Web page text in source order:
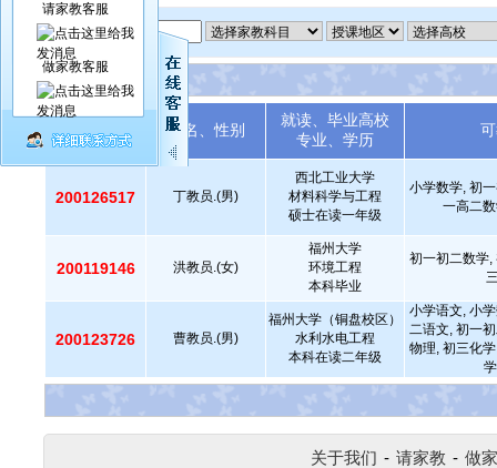
ID
教员编号 姓名、性别
就读、毕业高校
专业、学历
200126517 丁教员.(男)
西北工业大学
材料科学与工程
硕士在读一年级
小学数学, 初
一高二
200119146 洪教员.(女)
福州大学
环境工程
本科毕业
初一初二数学,
200123726 曹教员.(男)
福州大学（铜盘校区）
水利水电工程
本科在读二年级
小学语文, 小
二语文, 初一
物理, 初三化
关于我们 - 请家教 - 做
请家教客服
做家教客服